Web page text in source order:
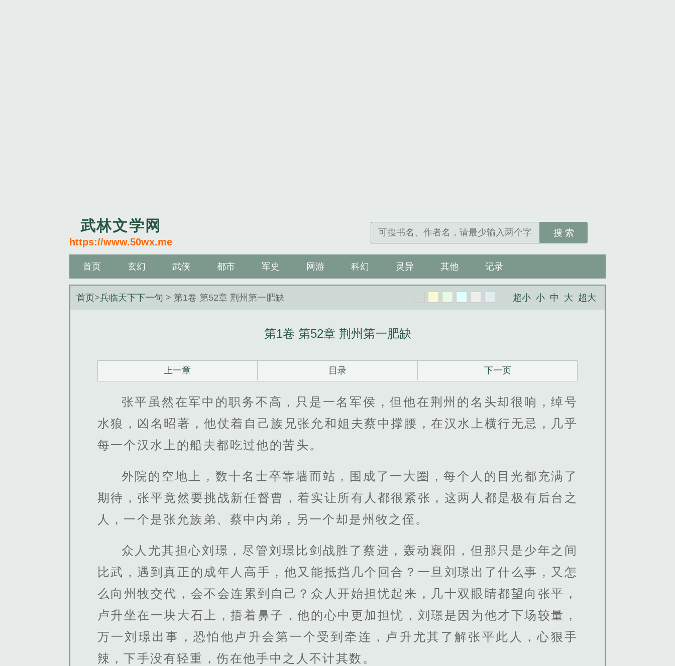
武林文学网
https://www.50wx.me
搜 索
首页 玄幻 武侠 都市 军史 网游 科幻 灵异 其他 记录
首页>兵临天下下一句 > 第1卷 第52章 荆州第一肥缺 超小 小 中 大 超大
第1卷 第52章 荆州第一肥缺
上一章 目录 下一页
张平虽然在军中的职务不高，只是一名军侯，但他在荆州的名头却很响，绰号
水狼，凶名昭著，他仗着自己族兄张允和姐夫蔡中撑腰，在汉水上横行无忌，几乎
每一个汉水上的船夫都吃过他的苦头。
外院的空地上，数十名士卒靠墙而站，围成了一大圈，每个人的目光都充满了
期待，张平竟然要挑战新任督曹，着实让所有人都很紧张，这两人都是极有后台之
人，一个是张允族弟、蔡中内弟，另一个却是州牧之侄。
众人尤其担心刘璟，尽管刘璟比剑战胜了蔡进，轰动襄阳，但那只是少年之间
比武，遇到真正的成年人高手，他又能抵挡几个回合？一旦刘璟出了什么事，又怎
么向州牧交代，会不会连累到自己？众人开始担忧起来，几十双眼睛都望向张平，
卢升坐在一块大石上，捂着鼻子，他的心中更加担忧，刘璟是因为他才下场较量，
万一刘璟出事，恐怕他卢升会第一个受到牵连，卢升尤其了解张平此人，心狠手
辣，下手没有轻重，伤在他手中之人不计其数。